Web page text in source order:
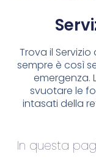
Trova il
sempre è così
emergenza.
svuotare le
intasati della
In questa